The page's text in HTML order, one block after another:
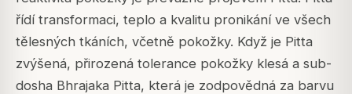
řídí transformaci, teplo a kvalitu pronikání ve všech
tělesných tkáních, včetně pokožky. Když je Pitta
zvýšená, přirozená tolerance pokožky klesá a sub-
dosha Bhrajaka Pitta, která je zodpovědná za barvu